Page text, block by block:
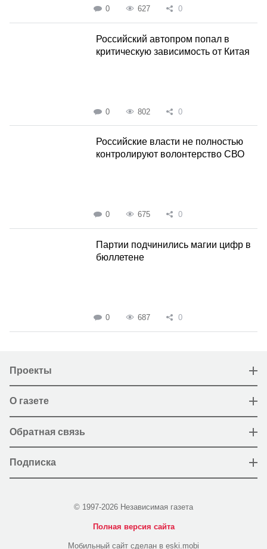
0 627 0
Российский автопром попал в
критическую зависимость от Китая
0 802 0
Российские власти не полностью
контролируют волонтерство СВО
0 675 0
Партии подчинились магии цифр в
бюллетене
0 687 0
Проекты
О газете
Обратная связь
Подписка
© 1997-2026 Независимая газета
Полная версия сайта
Мобильный сайт сделан в eski.mobi